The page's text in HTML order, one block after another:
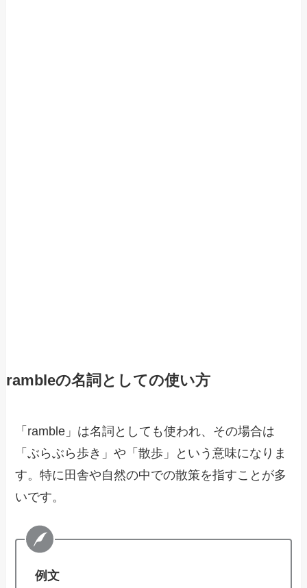
rambleの名詞としての使い方
「ramble」は名詞としても使われ、その場合は
「ぶらぶら歩き」や「散歩」という意味になりま
す。特に田舎や自然の中での散策を指すことが多
いです。
例文